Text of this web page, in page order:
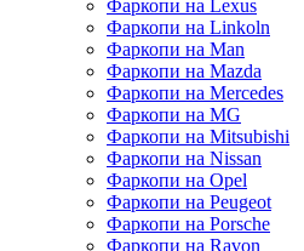
Фаркопи на Lexus
Фаркопи на Linkoln
Фаркопи на Man
Фаркопи на Mazda
Фаркопи на Mercedes
Фаркопи на MG
Фаркопи на Mitsubishi
Фаркопи на Nissan
Фаркопи на Opel
Фаркопи на Peugeot
Фаркопи на Porsche
Фаркопи на Ravon